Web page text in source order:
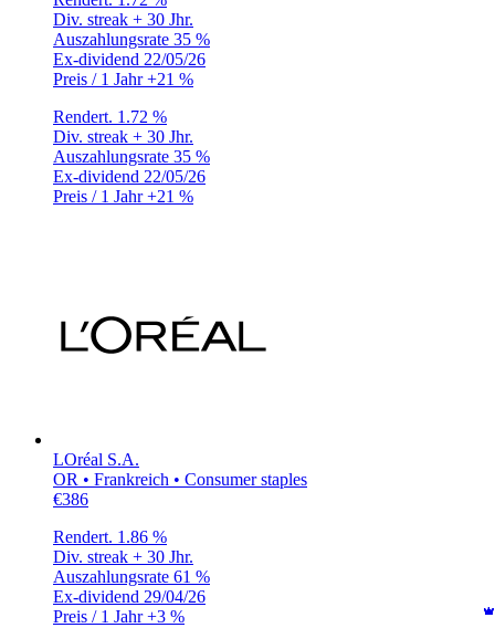
Div. streak + 30 Jhr.
Auszahlungsrate 35 %
Ex-dividend 22/05/26
Preis / 1 Jahr+21 %
Rendert. 1.72 %
Div. streak + 30 Jhr.
Auszahlungsrate 35 %
Ex-dividend 22/05/26
Preis / 1 Jahr+21 %
LOréal S.A.
OR • Frankreich • Consumer staples
€386
Rendert. 1.86 %
Div. streak + 30 Jhr.
Auszahlungsrate 61 %
Ex-dividend 29/04/26
Preis / 1 Jahr+3 %